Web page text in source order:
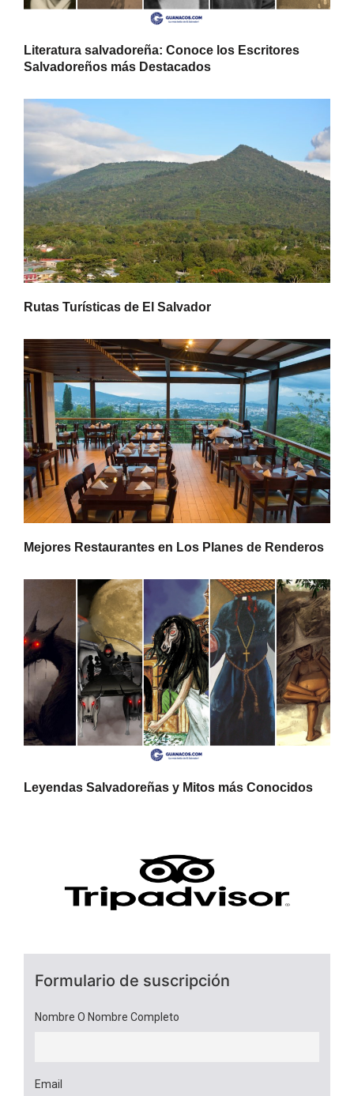
Literatura salvadoreña: Conoce los Escritores
Salvadoreños más Destacados
Rutas Turísticas de El Salvador
Mejores Restaurantes en Los Planes de Renderos
Leyendas Salvadoreñas y Mitos más Conocidos
Formulario de suscripción
Nombre O Nombre Completo
Email